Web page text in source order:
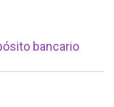
bancario